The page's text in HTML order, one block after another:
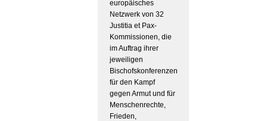
europäisches
Netzwerk von 32
Justitia et Pax-
Kommissionen, die
im Auftrag ihrer
jeweiligen
Bischofskonferenzen
für den Kampf
gegen Armut und für
Menschenrechte,
Frieden,